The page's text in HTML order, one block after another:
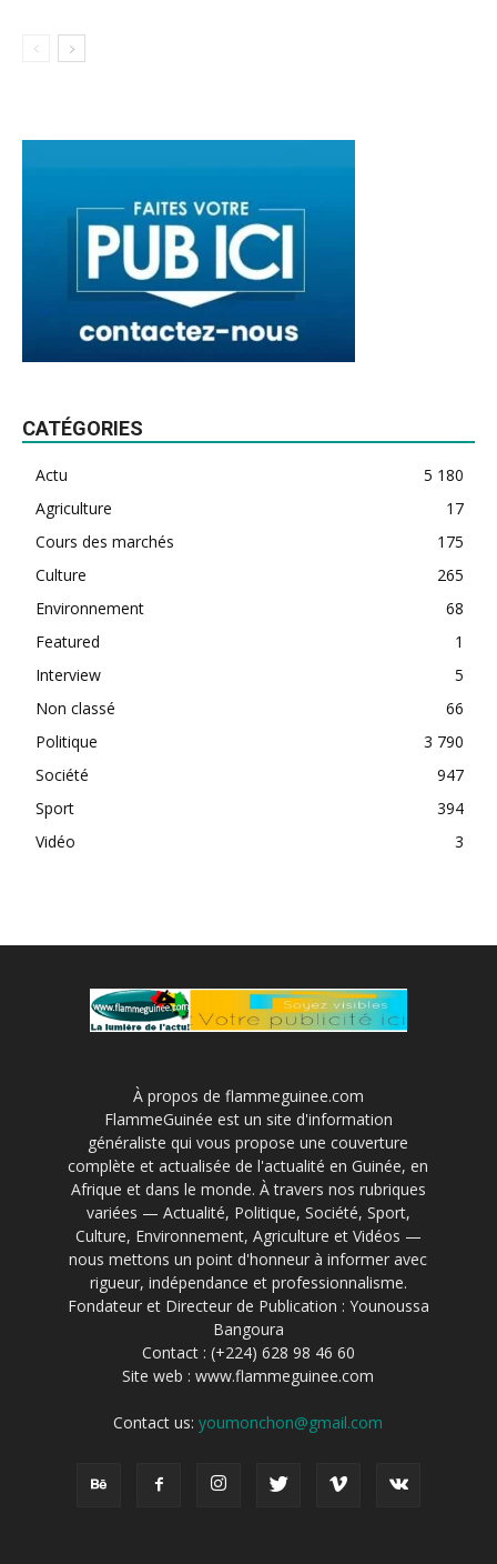
CATÉGORIES
Actu
5 180
Agriculture
17
Cours des marchés
175
Culture
265
Environnement
68
Featured
1
Interview
5
Non classé
66
Politique
3 790
Société
947
Sport
394
Vidéo
3
À propos de flammeguinee.com
FlammeGuinée est un site d'information
généraliste qui vous propose une couverture
complète et actualisée de l'actualité en Guinée, en
Afrique et dans le monde. À travers nos rubriques
variées — Actualité, Politique, Société, Sport,
Culture, Environnement, Agriculture et Vidéos —
nous mettons un point d'honneur à informer avec
rigueur, indépendance et professionnalisme.
Fondateur et Directeur de Publication : Younoussa
Bangoura
Contact : (+224) 628 98 46 60
Site web : www.flammeguinee.com
Contact us:youmonchon@gmail.com